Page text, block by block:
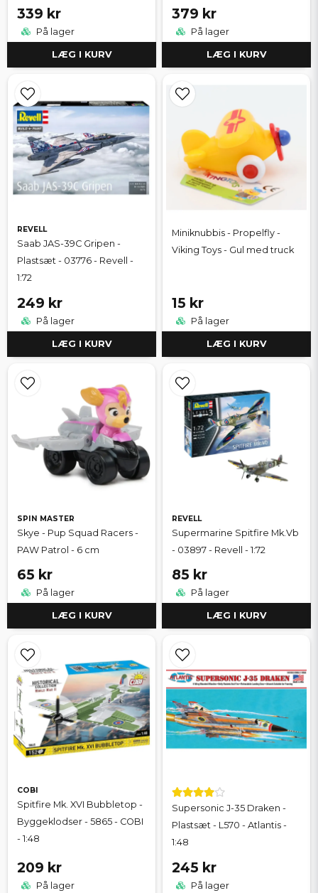
339 kr
På lager
LÆG I KURV
379 kr
På lager
LÆG I KURV
REVELL
Saab JAS-39C Gripen -
Plastsæt - 03776 - Revell -
1:72
249 kr
På lager
LÆG I KURV
Miniknubbis - Propelfly -
Viking Toys - Gul med truck
15 kr
På lager
LÆG I KURV
SPIN MASTER
Skye - Pup Squad Racers -
PAW Patrol - 6 cm
65 kr
På lager
LÆG I KURV
REVELL
Supermarine Spitfire Mk.Vb
- 03897 - Revell - 1:72
85 kr
På lager
LÆG I KURV
COBI
Spitfire Mk. XVI Bubbletop -
Byggeklodser - 5865 - COBI
- 1:48
209 kr
På lager
Supersonic J-35 Draken -
Plastsæt - L570 - Atlantis -
1:48
245 kr
På lager